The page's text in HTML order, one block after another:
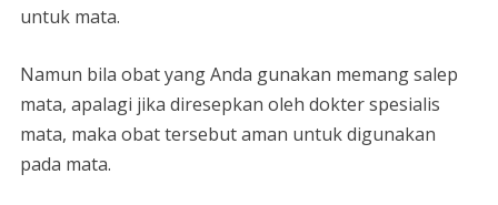
untuk mata.
Namun bila obat yang Anda gunakan memang salep
mata, apalagi jika diresepkan oleh dokter spesialis
mata, maka obat tersebut aman untuk digunakan
pada mata.